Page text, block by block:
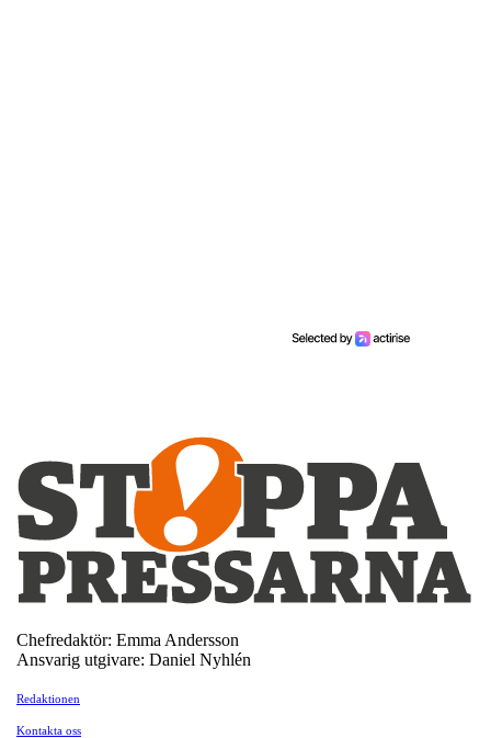
Chefredaktör: Emma Andersson
Ansvarig utgivare: Daniel Nyhlén
Redaktionen
Kontakta oss